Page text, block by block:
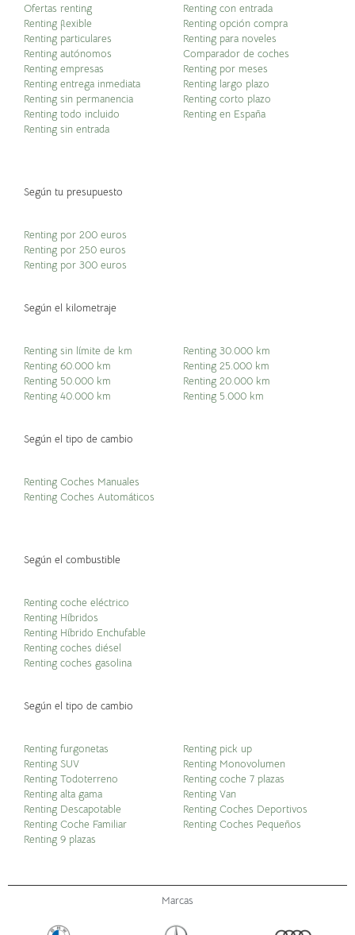
Ofertas renting
Renting flexible
Renting particulares
Renting autónomos
Renting empresas
Renting entrega inmediata
Renting sin permanencia
Renting todo incluido
Renting sin entrada
Renting con entrada
Renting opción compra
Renting para noveles
Comparador de coches
Renting por meses
Renting largo plazo
Renting corto plazo
Renting en España
Según tu presupuesto
Renting por 200 euros
Renting por 250 euros
Renting por 300 euros
Según el kilometraje
Renting sin límite de km
Renting 60.000 km
Renting 50.000 km
Renting 40.000 km
Renting 30.000 km
Renting 25.000 km
Renting 20.000 km
Renting 5.000 km
Según el tipo de cambio
Renting Coches Manuales
Renting Coches Automáticos
Según el combustible
Renting coche eléctrico
Renting Híbridos
Renting Híbrido Enchufable
Renting coches diésel
Renting coches gasolina
Según el tipo de cambio
Renting furgonetas
Renting SUV
Renting Todoterreno
Renting alta gama
Renting Descapotable
Renting Coche Familiar
Renting 9 plazas
Renting pick up
Renting Monovolumen
Renting coche 7 plazas
Renting Van
Renting Coches Deportivos
Renting Coches Pequeños
Marcas